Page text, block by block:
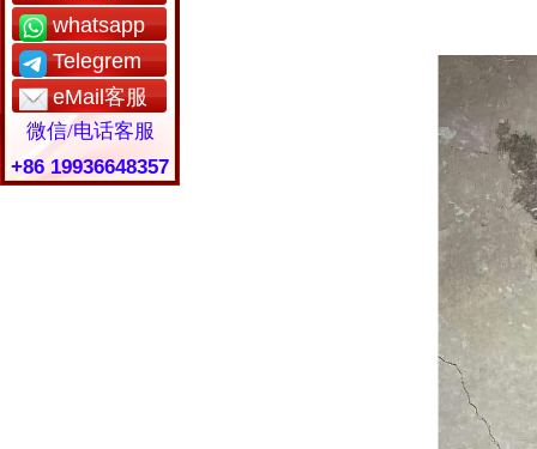
whatsapp
Telegrem
eMail客服
微信/电话客服
+86 19936648357